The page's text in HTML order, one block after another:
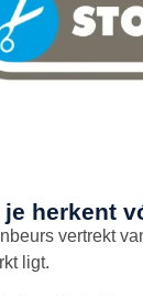
je herkent
vertrekt
ligt.